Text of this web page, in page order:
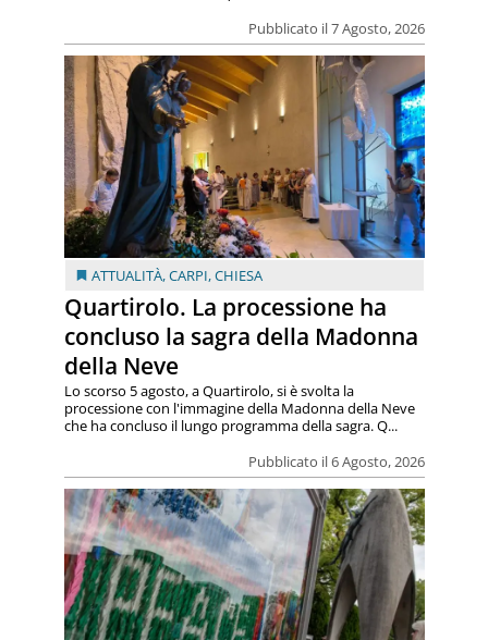
Pubblicato il 7 Agosto, 2026
ATTUALITÀ,CARPI,CHIESA
Quartirolo. La processione ha
concluso la sagra della Madonna
della Neve
Pubblicato il 6 Agosto, 2026
Lo scorso 5 agosto, a Quartirolo, si è svolta la
processione con l'immagine della Madonna della Neve
che ha concluso il lungo programma della sagra. Q...